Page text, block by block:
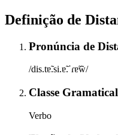
Definição de
Pronúncia de
/dis.tɐ̃.si.ɐ̃.ˈɾɐ̃w̃/
Classe Gramatical
Verbo